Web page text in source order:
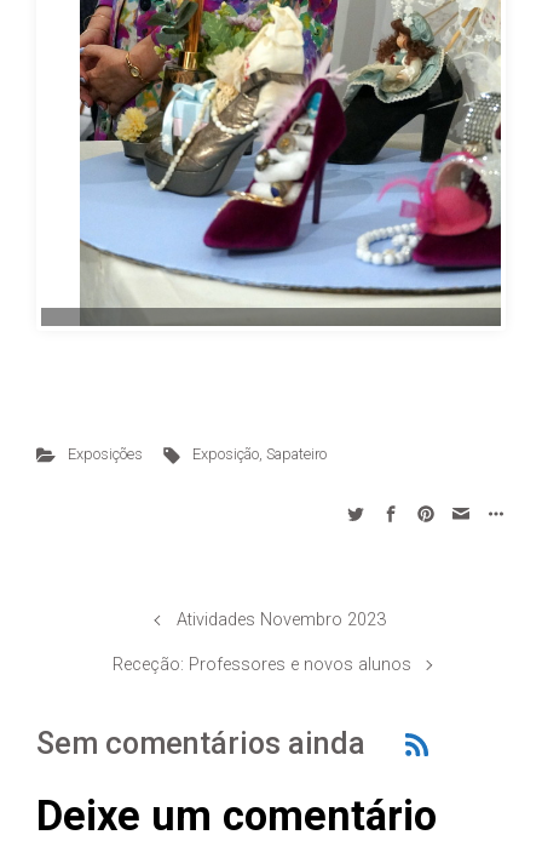
Exposições Exposição, Sapateiro
Atividades Novembro 2023
Receção: Professores e novos alunos
Sem comentários ainda
Deixe um comentário